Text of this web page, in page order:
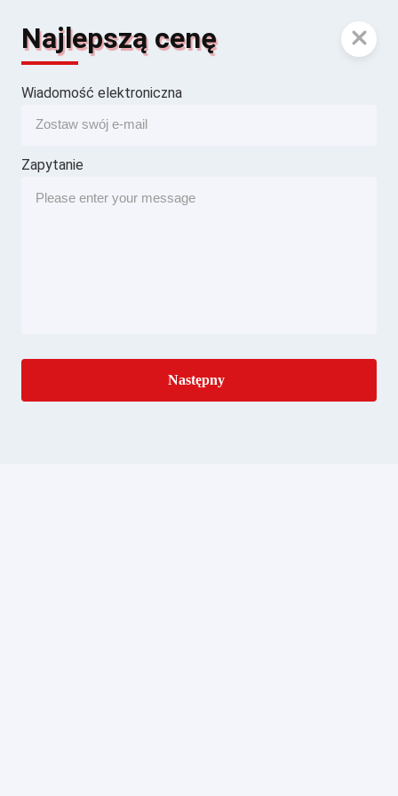
Najlepszą cenę
Wiadomość elektroniczna
Zapytanie
Następny